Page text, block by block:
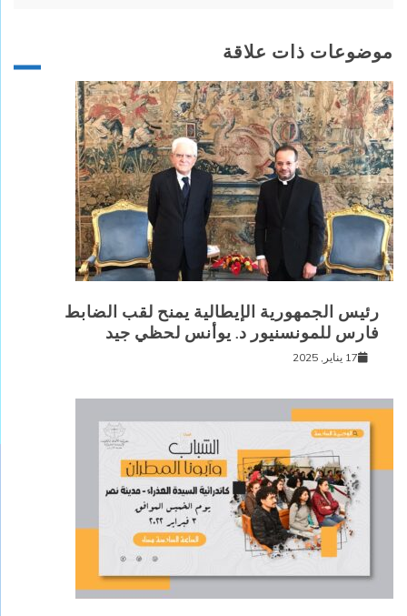
موضوعات ذات علاقة
رئيس الجمهورية الإيطالية يمنح لقب الضابط
فارس للمونسنيور د. يوأنس لحظي جيد
17 يناير, 2025